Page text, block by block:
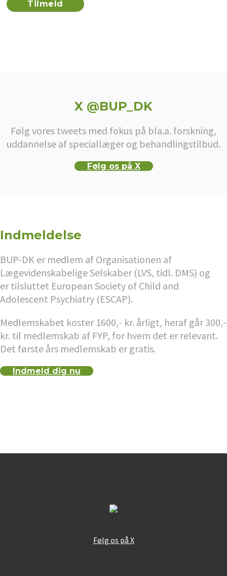
X @BUP_DK
Følg vores tweets med fokus på bla.a. forskning,
uddannelse af speciallæger og behandlingstilbud.
Følg os på X
Indmeldelse
BUP-DK er medlem af Organisationen af
Lægevidenskabelige Selskaber (LVS, tidl. DMS) og
er tilsluttet European Society of Child and
Adolescent Psychiatry (ESCAP).
Medlemskabet koster 1600,- kr. årligt, heraf går 300,-
kr. til medlemskab af FYP, for hvem det er relevant.
Det første års medlemskab er gratis.
Indmeld dig nu
Følg os på X